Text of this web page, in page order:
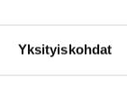
Yksityiskohdat